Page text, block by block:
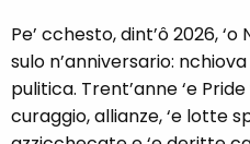
Pe’ cchesto, dint’ô 2026,
sulo n’anniversario:
pulitica. Trent’anne ‘e
curaggio, allianze, ‘e lotte